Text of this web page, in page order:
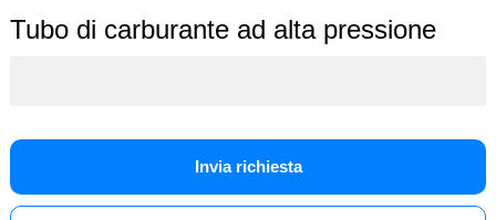
Tubo di carburante ad alta pressione
Invia richiesta